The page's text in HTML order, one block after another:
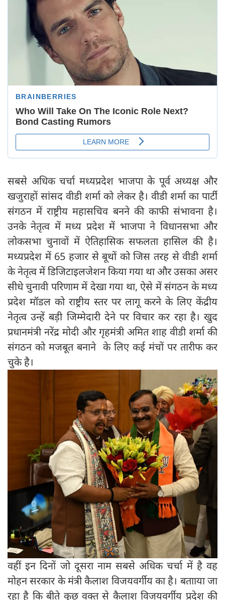
सबसे अधिक चर्चा मध्यप्रदेश भाजपा के पूर्व अध्यक्ष और
खजुराहों सांसद वीडी शर्मा को लेकर है। वीडी शर्मा का पार्टी
संगठन में राष्ट्रीय महासचिव बनने की काफी संभावना है।
उनके नेतृत्व में मध्य प्रदेश में भाजपा ने विधानसभा और
लोकसभा चुनावों में ऐतिहासिक सफलता हासिल की है।
मध्यप्रदेश में 65 हजार से बूथों को जिस तरह से वीडी शर्मा
के नेतृत्व में डिजिटाइलजेशन किया गया था और उसका असर
सीधे चुनावी परिणाम में देखा गया था, ऐसे में संगठन के मध्य
प्रदेश मॉडल को राष्ट्रीय स्तर पर लागू करने के लिए केंद्रीय
नेतृत्व उन्हें बड़ी जिम्मेदारी देने पर विचार कर रहा है। खुद
प्रधानमंत्री नरेंद्र मोदी और गृहमंत्री अमित शाह वीडी शर्मा की
संगठन को मजबूत बनाने के लिए कई मंचों पर तारीफ कर
चुके है।
वहीं इन दिनों जो दूसरा नाम सबसे अधिक चर्चा में है वह
मोहन सरकार के मंत्री कैलाश विजयवर्गीय का है। बतााया जा
रहा है कि बीते कुछ वक्त से कैलाश विजयवर्गीय प्रदेश की